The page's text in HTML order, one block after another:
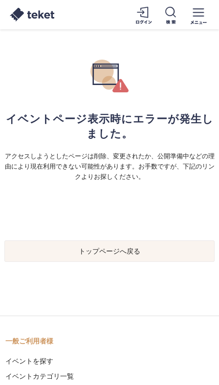
イベントページ表示時にエラーが発生し
ました。
アクセスしようとしたページは削除、変更されたか、公開準備中などの理
由により現在利用できない可能性があります。お手数ですが、下記のリン
クよりお探しください。
トップページへ戻る
一般ご利用者様
イベントを探す
イベントカテゴリ一覧